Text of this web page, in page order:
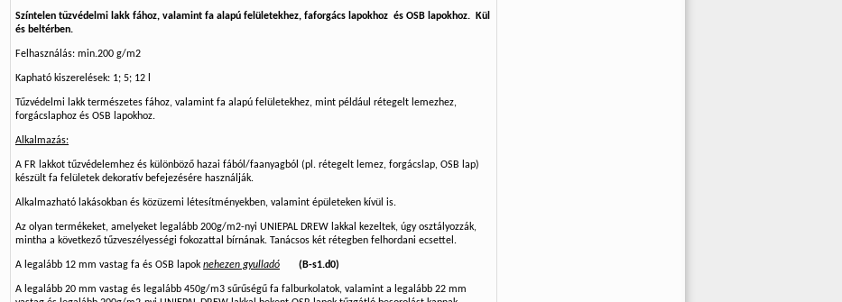
Színtelen tűzvédelmi lakk fához, valamint fa alapú felületekhez, faforgács lapokhoz és OSB lapokhoz. Kül
és beltérben.
Felhasználás: min.200 g/m2
Kapható kiszerelések: 1; 5; 12 l
Tűzvédelmi lakk természetes fához, valamint fa alapú felületekhez, mint például rétegelt lemezhez,
forgácslaphoz és OSB lapokhoz.
Alkalmazás:
A FR lakkot tűzvédelemhez és különböző hazai fából/faanyagból (pl. rétegelt lemez, forgácslap, OSB lap)
készült fa felületek dekoratív befejezésére használják.
Alkalmazható lakásokban és közüzemi létesítményekben, valamint épületeken kívül is.
Az olyan termékeket, amelyeket legalább 200g/m2-nyi UNIEPAL DREW lakkal kezeltek, úgy osztályozzák,
mintha a következő tűzveszélyességi fokozattal bírnának. Tanácsos két rétegben felhordani ecsettel.
A legalább 12 mm vastag fa és OSB lapok nehezen gyulladó (B-s1.d0)
A legalább 20 mm vastag és legalább 450g/m3 sűrűségű fa falburkolatok, valamint a legalább 22 mm